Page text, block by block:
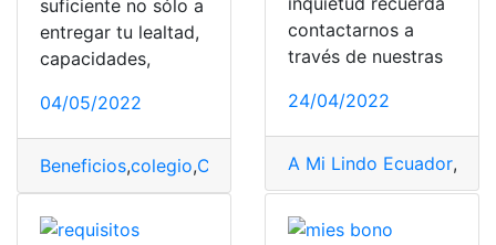
suficiente no sólo a
entregar tu lealtad,
capacidades,
04/05/2022
Beneficios,colegio,Colegio Militar, Documentos,
contactarnos a
través de nuestras
24/04/2022
A Mi Lindo Ecuador,